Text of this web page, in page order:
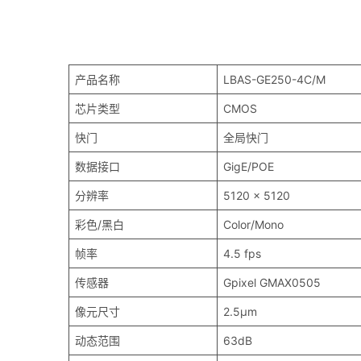
产品名称 LBAS-GE250-4C/M
芯片类型 CMOS
快门 全局快门
数据接口 GigE/POE
分辨率 5120 x 5120
彩色/黑白 Color/Mono
帧率 4.5 fps
传感器 Gpixel GMAX0505
像元尺寸 2.5μm
动态范围 63dB